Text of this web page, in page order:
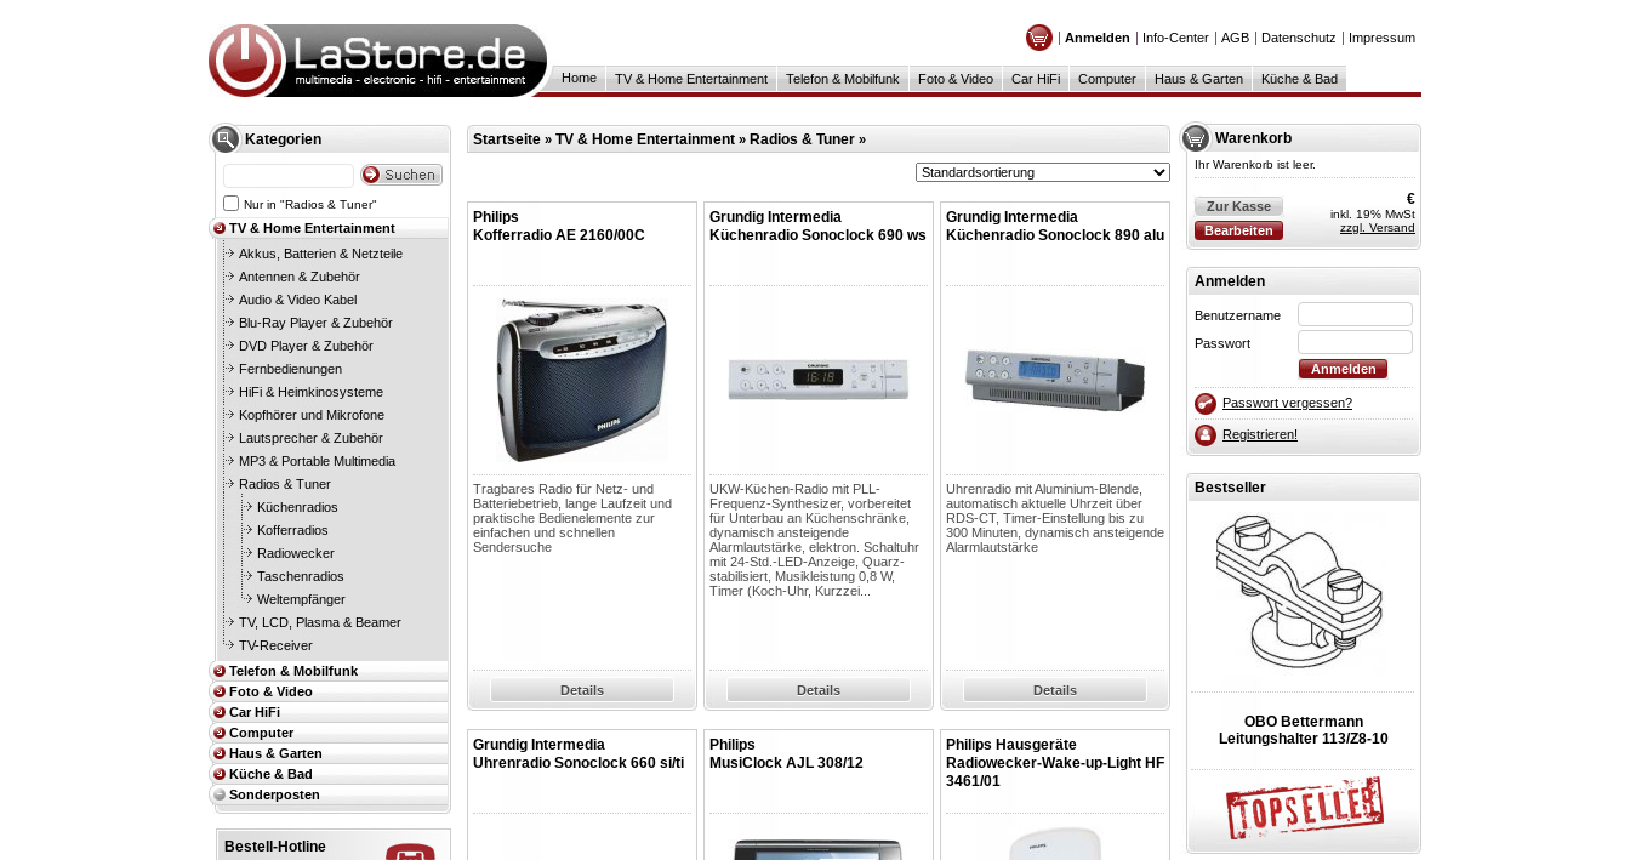
Anmelden Info-Center AGB Datenschutz Impressum
Home TV & Home Entertainment Telefon & Mobilfunk Foto & Video Car HiFi Computer Haus & Garten Küche & Bad
Kategorien
Nur in "Radios & Tuner"
TV & Home Entertainment
Akkus, Batterien & Netzteile
Antennen & Zubehör
Audio & Video Kabel
Blu-Ray Player & Zubehör
DVD Player & Zubehör
Fernbedienungen
HiFi & Heimkinosysteme
Kopfhörer und Mikrofone
Lautsprecher & Zubehör
MP3 & Portable Multimedia
Radios & Tuner
Küchenradios
Kofferradios
Radiowecker
Taschenradios
Weltempfänger
TV, LCD, Plasma & Beamer
TV-Receiver
Telefon & Mobilfunk
Foto & Video
Car HiFi
Computer
Haus & Garten
Küche & Bad
Sonderposten
Bestell-Hotline
Startseite » TV & Home Entertainment » Radios & Tuner »
Philips
Kofferradio AE 2160/00C
Tragbares Radio für Netz- und
Batteriebetrieb, lange Laufzeit und
praktische Bedienelemente zur
einfachen und schnellen
Sendersuche
Details
Grundig Intermedia
Küchenradio Sonoclock 690 ws
UKW-Küchen-Radio mit PLL-
Frequenz-Synthesizer, vorbereitet
für Unterbau an Küchenschränke,
dynamisch ansteigende
Alarmlautstärke, elektron. Schaltuhr
mit 24-Std.-LED-Anzeige, Quarz-
stabilisiert, Musikleistung 0,8 W,
Timer (Koch-Uhr, Kurzzei...
Details
Grundig Intermedia
Küchenradio Sonoclock 890 alu
Uhrenradio mit Aluminium-Blende,
automatisch aktuelle Uhrzeit über
RDS-CT, Timer-Einstellung bis zu
300 Minuten, dynamisch ansteigende
Alarmlautstärke
Details
Grundig Intermedia
Uhrenradio Sonoclock 660 si/ti
Philips
MusiClock AJL 308/12
Philips Hausgeräte
Radiowecker-Wake-up-Light HF
3461/01
Warenkorb
Ihr Warenkorb ist leer.
€
inkl. 19% MwSt
zzgl. Versand
Zur Kasse
Bearbeiten
Anmelden
Benutzername
Passwort
Passwort vergessen?
Registrieren!
Bestseller
OBO Bettermann
Leitungshalter 113/Z8-10